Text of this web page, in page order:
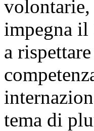
volontarie,
impegna il
a
tema di